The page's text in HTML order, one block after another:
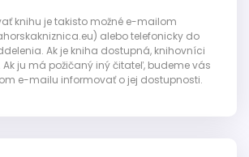
knihu je takisto možné e-mailom
alebo telefonicky do
Ak je kniha dostupná, knihovníci
ju má požičaný iný čitateľ, budeme vás
e-mailu informovať o jej dostupnosti.